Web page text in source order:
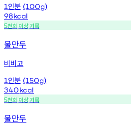
1 인분 (100g)
98kcal
5천회 이상기록
물만두
비비고
1 인분 (150g)
340kcal
5천회 이상기록
물만두